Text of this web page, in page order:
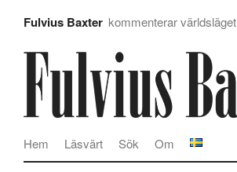
Fulvius Baxter kommenterar världsläget
Om
Sök
Läsvärt
Hem